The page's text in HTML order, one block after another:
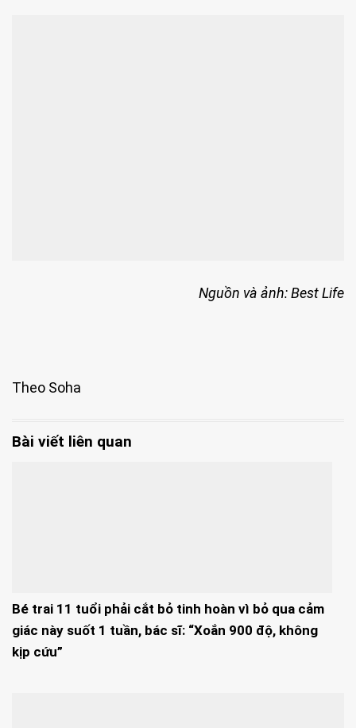
Nguồn và ảnh: Best Life
Theo Soha
Bài viết liên quan
Bé trai 11 tuổi phải cắt bỏ tinh hoàn vì bỏ qua cảm
giác này suốt 1 tuần, bác sĩ: “Xoắn 900 độ, không
kịp cứu”